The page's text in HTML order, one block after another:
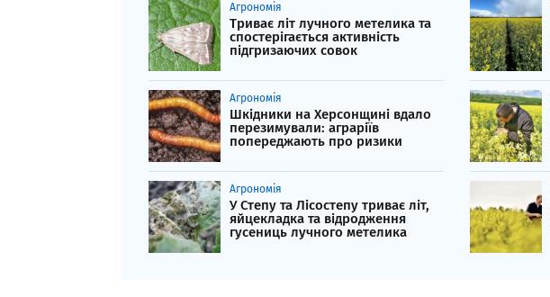
Агрономія
Триває літ лучного метелика та
спостерігається активність
підгризаючих совок
Агрономія
Шкідники на Херсонщині вдало
перезимували: аграріїв
попереджають про ризики
Агрономія
У Степу та Лісостепу триває літ,
яйцекладка та відродження
гусениць лучного метелика